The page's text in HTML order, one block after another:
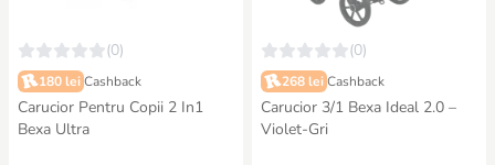
(0)
180 lei Cashback
Carucior Pentru Copii 2 In1
Bexa Ultra
(0)
268 lei Cashback
Carucior 3/1 Bexa Ideal 2.0 –
Violet-Gri